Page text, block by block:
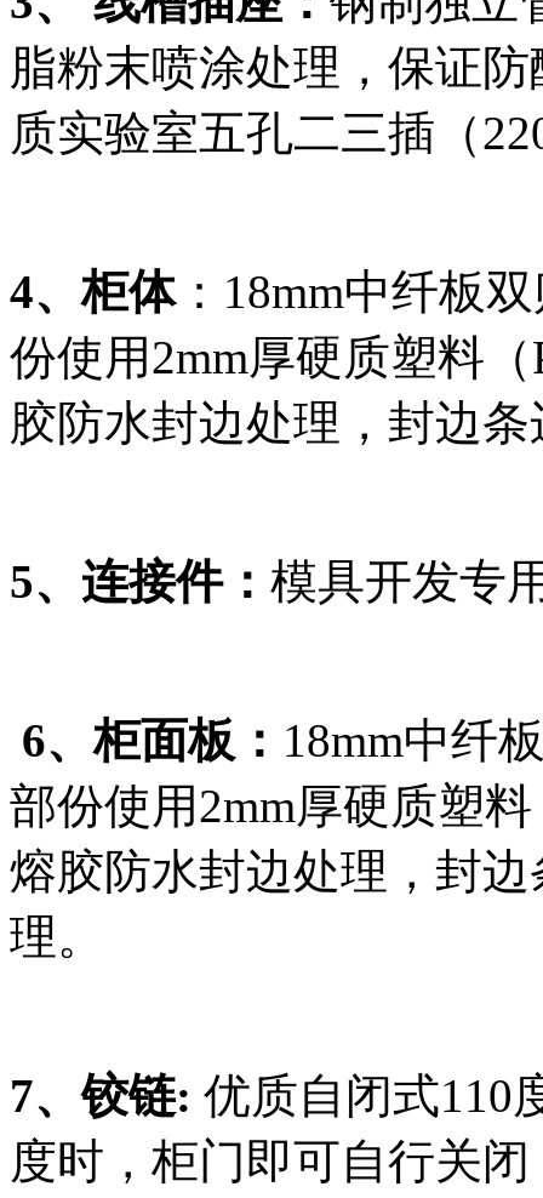
脂粉末喷涂处理，保证
质实验室五孔二三插（
4、柜体：18mm中纤板
份使用2mm厚硬质塑料
胶防水封边处理，封边
5、连接件： 模具开发专
6、柜面板： 18mm中纤
部份使用2mm厚硬质塑
熔胶防水封边处理，封
理。
7、铰链: 优质自闭式110
度时，柜门即可自行关